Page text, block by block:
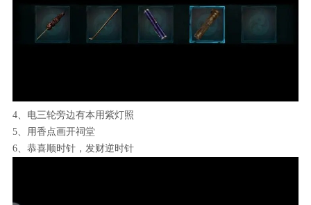
4、电三轮旁边有本用紫灯照
5、用香点画开祠堂
6、恭喜顺时针，发财逆时针